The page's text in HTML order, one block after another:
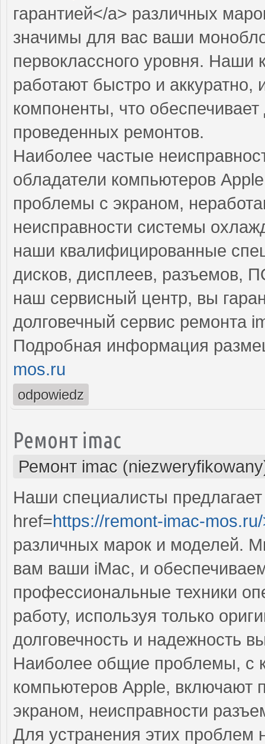
гарантией</a> различных
значимы для вас ваши
первоклассного уровня.
работают быстро и
компоненты, что
проведенных ремонтов.
Наиболее частые
обладатели компьютеров
проблемы с экраном,
неисправности системы
наши квалифицированные
дисков, дисплеев, разъемов,
наш сервисный центр, вы
долговечный сервис ремонта
Подробная информация
mos.ru
odpowiedz
Ремонт imac
Ремонт imac
Наши специалисты
href=https://remont-imac-
различных марок и моделей.
вам ваши iMac, и
профессиональные техники
работу, используя только
долговечность и надежность
Наиболее общие проблемы, с
компьютеров Apple, включают
экраном, неисправности
Для устранения этих